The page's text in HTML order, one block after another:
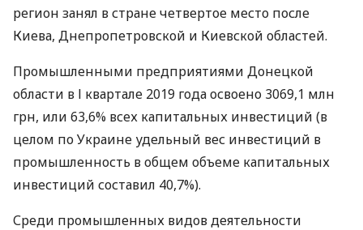
регион занял в стране четвертое место после
Киева, Днепропетровской и Киевской областей.
Промышленными предприятиями Донецкой
области в І квартале 2019 года освоено 3069,1 млн
грн, или 63,6% всех капитальных инвестиций (в
целом по Украине удельный вес инвестиций в
промышленность в общем объеме капитальных
инвестиций составил 40,7%).
Среди промышленных видов деятельности